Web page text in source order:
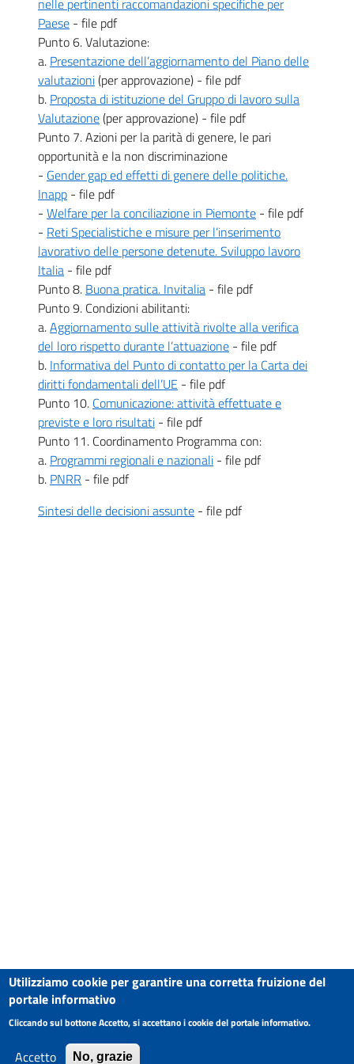
Paese - file pdf
Punto 6. Valutazione:
a. Presentazione dell’aggiornamento del Piano delle
valutazioni(per approvazione) - file pdf
b. Proposta di istituzione del Gruppo di lavoro sulla
Valutazione(per approvazione) - file pdf
Punto 7. Azioni per la parità di genere, le pari
opportunità e la non discriminazione
- Gender gap ed effetti di genere delle politiche.
Inapp - file pdf
- Welfare per la conciliazione in Piemonte - file pdf
- Reti Specialistiche e misure per l’inserimento
lavorativo delle persone detenute. Sviluppo lavoro
Italia - file pdf
Punto 8. Buona pratica. Invitalia - file pdf
Punto 9. Condizioni abilitanti:
a.Aggiornamento sulle attività rivolte alla verifica
del loro rispetto durante l’attuazione - file pdf
b. Informativa del Punto di contatto per la Carta dei
diritti fondamentali dell’UE - file pdf
Punto 10. Comunicazione: attività effettuate e
previste e loro risultati - file pdf
Punto 11. Coordinamento Programma con:
a. Programmi regionali e nazionali - file pdf
b. PNRR - file pdf
Sintesi delle decisioni assunte - file pdf
Utilizziamo cookie per garantire una corretta fruizione del
portale informativo
Cliccando sul bottone Accetto, si accettano i cookie del portale informativo.
Accetto No, grazie